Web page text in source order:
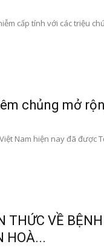
cấp tính với các triệu
chủng mở
Nam hiện nay đã được
THỨC VỀ
HOÀ...